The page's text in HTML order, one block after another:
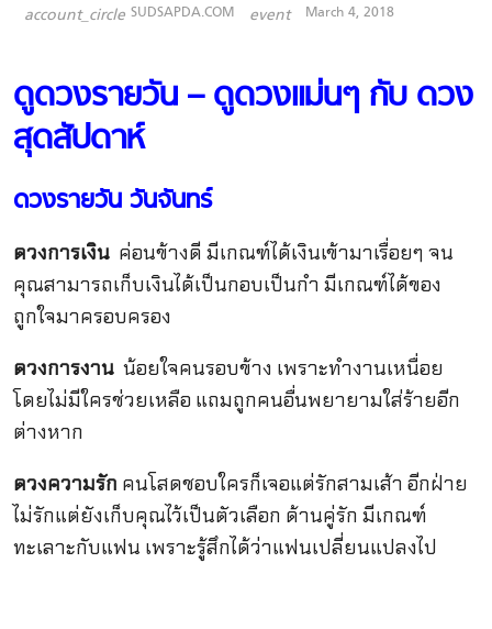
account_circle SUDSAPDA.COM event March 4, 2018
ดูดวงรายวัน – ดูดวงแม่นๆ กับ ดวง
สุดสัปดาห์
ดวงรายวัน วันจันทร์
ดวงการเงิน ค่อนข้างดี มีเกณฑ์ได้เงินเข้ามาเรื่อยๆ จน
คุณสามารถเก็บเงินได้เป็นกอบเป็นกำ มีเกณฑ์ได้ของ
ถูกใจมาครอบครอง
ดวงการงานน้อยใจคนรอบข้าง เพราะทำงานเหนื่อย
โดยไม่มีใครช่วยเหลือ แถมถูกคนอื่นพยายามใส่ร้ายอีก
ต่างหาก
ดวงความรัก คนโสดชอบใครก็เจอแต่รักสามเส้า อีกฝ่าย
ไม่รักแต่ยังเก็บคุณไว้เป็นตัวเลือก ด้านคู่รัก มีเกณฑ์
ทะเลาะกับแฟน เพราะรู้สึกได้ว่าแฟนเปลี่ยนแปลงไป